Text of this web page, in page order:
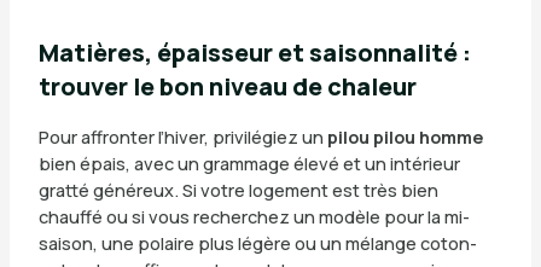
Matières, épaisseur et saisonnalité :
trouver le bon niveau de chaleur
Pour affronter l’hiver, privilégiez un pilou pilou homme
bien épais, avec un grammage élevé et un intérieur
gratté généreux. Si votre logement est très bien
chauffé ou si vous recherchez un modèle pour la mi-
saison, une polaire plus légère ou un mélange coton-